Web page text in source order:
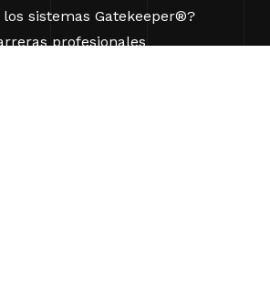
los sistemas Gatekeeper®?
profesionales